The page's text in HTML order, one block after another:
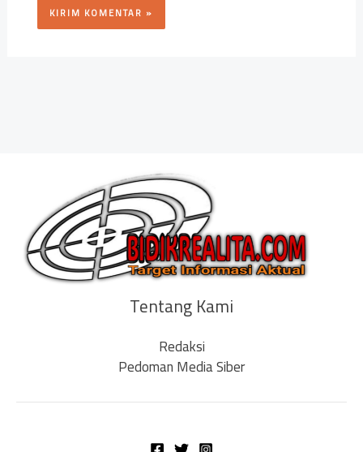
Tentang Kami
Redaksi
Pedoman Media Siber